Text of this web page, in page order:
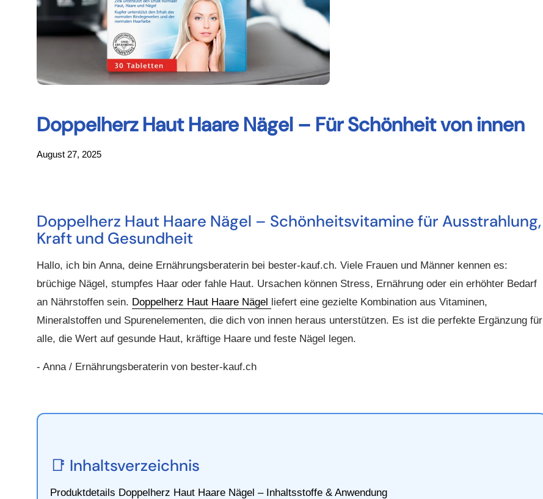
Doppelherz Haut Haare Nägel – Für Schönheit von innen
August 27, 2025
Doppelherz Haut Haare Nägel – Schönheitsvitamine für Ausstrahlung,
Kraft und Gesundheit
Hallo, ich bin Anna, deine Ernährungsberaterin bei bester-kauf.ch. Viele Frauen und Männer kennen es:
brüchige Nägel, stumpfes Haar oder fahle Haut. Ursachen können Stress, Ernährung oder ein erhöhter Bedarf
an Nährstoffen sein. Doppelherz Haut Haare Nägel liefert eine gezielte Kombination aus Vitaminen,
Mineralstoffen und Spurenelementen, die dich von innen heraus unterstützen. Es ist die perfekte Ergänzung für
alle, die Wert auf gesunde Haut, kräftige Haare und feste Nägel legen.
- Anna / Ernährungsberaterin von bester-kauf.ch
📑 Inhaltsverzeichnis
Produktdetails Doppelherz Haut Haare Nägel – Inhaltsstoffe & Anwendung